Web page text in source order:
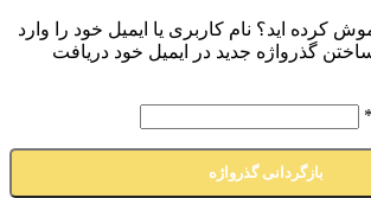
کرده اید؟ نام کاربری یا ایمیل خود را وارد
گذرواژه جدید در ایمیل خود دریافت
*
بازگردانی گذرواژه